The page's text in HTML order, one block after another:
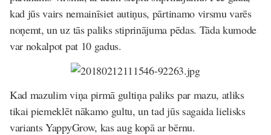
kad jūs vairs nemainīsiet autiņus, pārtinamo virsmu varēs
noņemt, un uz tās paliks stiprinājuma pēdas. Tāda kumode
var nokalpot pat 10 gadus.
Kad mazulim viņa pirmā gultiņa paliks par mazu, atliks
tikai piemeklēt nākamo gultu, un tad jūs sagaida lielisks
variants YappyGrow, kas aug kopā ar bērnu.